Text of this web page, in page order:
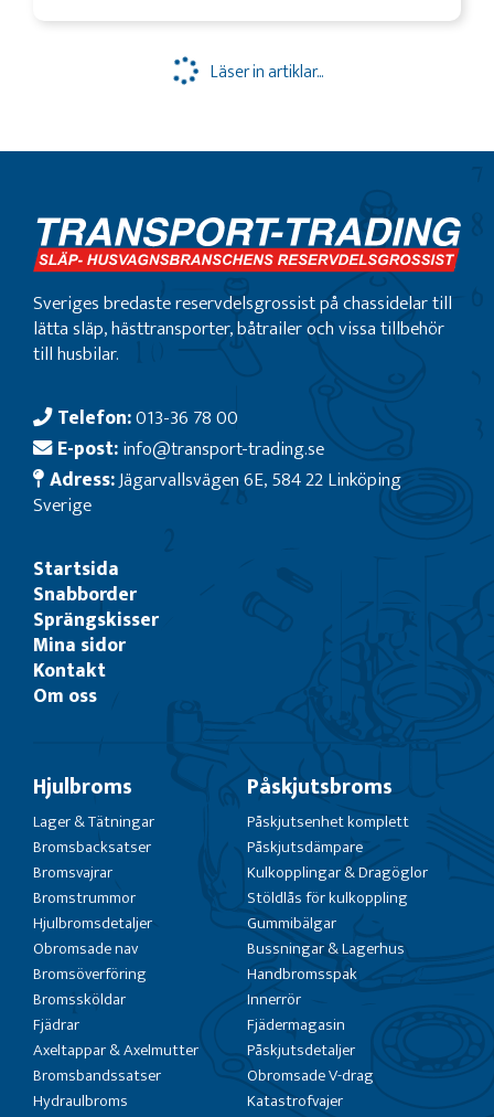
Läser in artiklar...
Sveriges bredaste reservdelsgrossist på chassidelar till
lätta släp, hästtransporter, båtrailer och vissa tillbehör
till husbilar.
Telefon:013-36 78 00
E-post:info@transport-trading.se
Adress:Jägarvallsvägen 6E, 584 22 Linköping
Sverige
Startsida
Snabborder
Sprängskisser
Mina sidor
Kontakt
Om oss
Hjulbroms
Lager & Tätningar
Bromsbacksatser
Bromsvajrar
Bromstrummor
Hjulbromsdetaljer
Obromsade nav
Bromsöverföring
Bromssköldar
Fjädrar
Axeltappar & Axelmutter
Bromsbandssatser
Hydraulbroms
Påskjutsbroms
Påskjutsenhet komplett
Påskjutsdämpare
Kulkopplingar & Dragöglor
Stöldlås för kulkoppling
Gummibälgar
Bussningar & Lagerhus
Handbromsspak
Innerrör
Fjädermagasin
Påskjutsdetaljer
Obromsade V-drag
Katastrofvajer